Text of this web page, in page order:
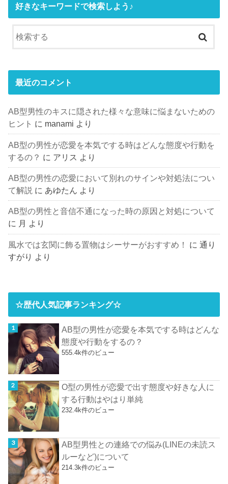
好きなキーワードで検索しよう♪
最近のコメント
AB型男性のキスに隠された様々な意味に悩まないための
ヒント に manami より
AB型の男性が恋愛を本気でする時はどんな態度や行動を
するの？ に アリス より
AB型の男性の恋愛において別れのサインや対処法につい
て解説 に あゆたん より
AB型の男性と音信不通になった時の原因と対処について
に 月 より
風水では玄関に飾る置物はシーサーがおすすめ！ に通り
すがり より
☆歴代人気記事ランキング☆
AB型の男性が恋愛を本気でする時はどんな
態度や行動をするの？
555.4k件のビュー
O型の男性が恋愛で出す態度や好きな人に
する行動はやはり単純
232.4k件のビュー
AB型男性との連絡での悩み(LINEの未読ス
ルーなど)について
214.3k件のビュー